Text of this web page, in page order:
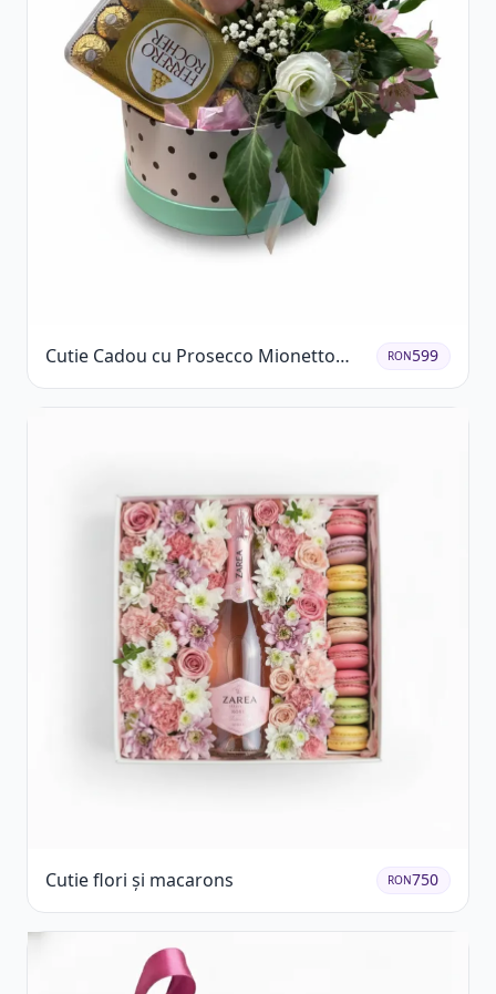
Cutie Cadou cu Prosecco Mionetto
Ferrero Rocher și Flori Pastelate
RON599
Cutie flori și macarons RON750